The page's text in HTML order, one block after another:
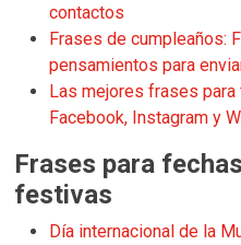
contactos
Frases de cumpleaños:
pensamientos para
Las mejores frases
Facebook, Instagram y
Frases para
festivas
Día internacional de la